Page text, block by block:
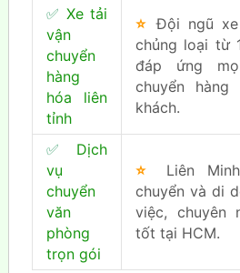
✅ Xe tải
vận
chuyển
hàng
hóa liên
tỉnh
⭐Đội ngũ
chủng loại từ
đáp ứng
chuyển
khách.
✅
Dịch
vụ
chuyển
văn
phòng
trọn gói
⭐ Liên
chuyển và di
việc, chuyên
tốt tại HCM.